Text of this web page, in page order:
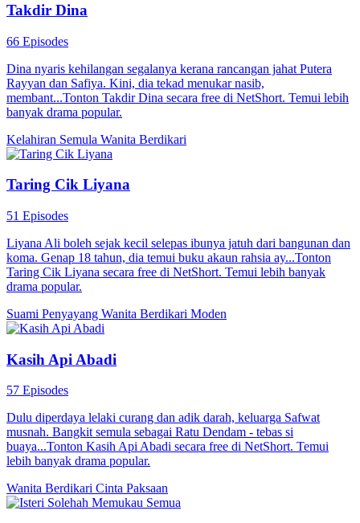
Takdir Dina
66 Episodes
Dina nyaris kehilangan segalanya kerana rancangan jahat Putera
Rayyan dan Safiya. Kini, dia tekad menukar nasib,
membant...Tonton Takdir Dina secara free di NetShort. Temui lebih
banyak drama popular.
Kelahiran Semula Wanita Berdikari
Taring Cik Liyana
51 Episodes
Liyana Ali boleh sejak kecil selepas ibunya jatuh dari bangunan dan
koma. Genap 18 tahun, dia temui buku akaun rahsia ay...Tonton
Taring Cik Liyana secara free di NetShort. Temui lebih banyak
drama popular.
Suami Penyayang Wanita Berdikari Moden
Kasih Api Abadi
57 Episodes
Dulu diperdaya lelaki curang dan adik darah, keluarga Safwat
musnah. Bangkit semula sebagai Ratu Dendam - tebas si
buaya...Tonton Kasih Api Abadi secara free di NetShort. Temui
lebih banyak drama popular.
Wanita Berdikari Cinta Paksaan